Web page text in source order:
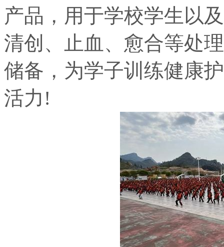
产品，用于学校学生以
清创、止血、愈合等处
储备，为学子训练健康
活力!